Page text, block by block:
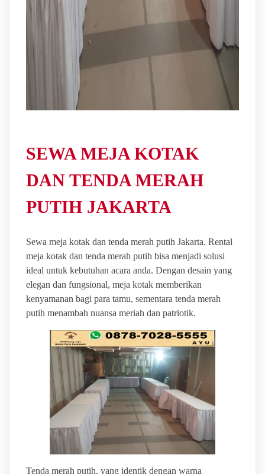
SEWA MEJA KOTAK
DAN TENDA MERAH
PUTIH JAKARTA
Sewa meja kotak dan tenda merah putih Jakarta. Rental
meja kotak dan tenda merah putih bisa menjadi solusi
ideal untuk kebutuhan acara anda. Dengan desain yang
elegan dan fungsional, meja kotak memberikan
kenyamanan bagi para tamu, sementara tenda merah
putih menambah nuansa meriah dan patriotik.
Tenda merah putih, yang identik dengan warna